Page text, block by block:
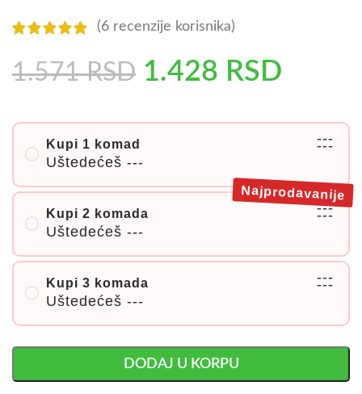
(6 recenzije korisnika)
1.571RSD 1.428 RSD
Kupi 1 komad
Uštedećeš ---
---
---
Kupi 2 komada
Uštedećeš ---
---
---
Najprodavanije
Kupi 3 komada
Uštedećeš ---
---
---
DODAJ U KORPU